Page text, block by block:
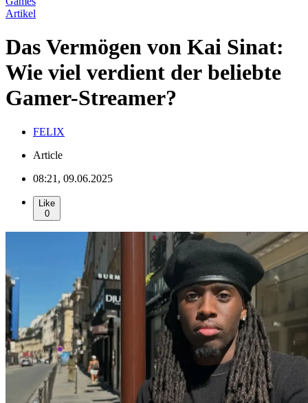
Artikel
Das Vermögen von Kai Sinat:
Wie viel verdient der beliebte
Gamer-Streamer?
FELIX
Article
08:21, 09.06.2025
Like
0